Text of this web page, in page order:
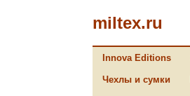
miltex.ru
Innova Editions
Чехлы и сумки